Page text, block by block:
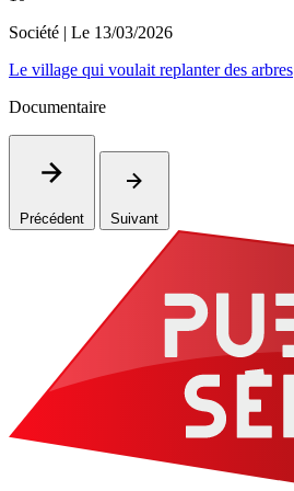
Société | Le 13/03/2026
Le village qui voulait replanter des arbres
Documentaire
Précédent Suivant